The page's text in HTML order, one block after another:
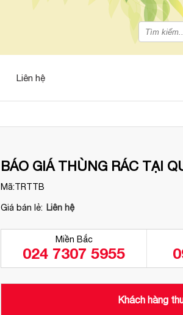
Liên hệ
BÁO GIÁ THÙNG RÁC TẠI
Mã:TRTTB
Giá bán lẻ: Liên hệ
Miền Bắc
024 7307 5955
Khách hàng